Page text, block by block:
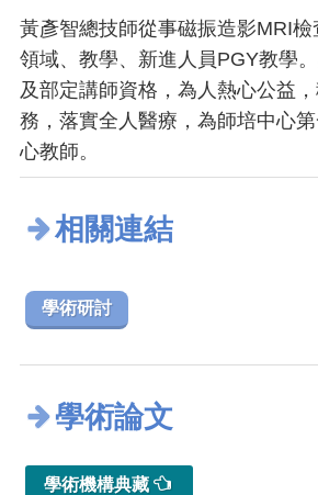
黃彥智總技師從事磁振造影MRI
領域、教學、新進人員PGY教學
及部定講師資格，為人熱心公益
務，落實全人醫療，為師培中心
心教師。
相關連結
學術研討
學術論文
學術機構典藏